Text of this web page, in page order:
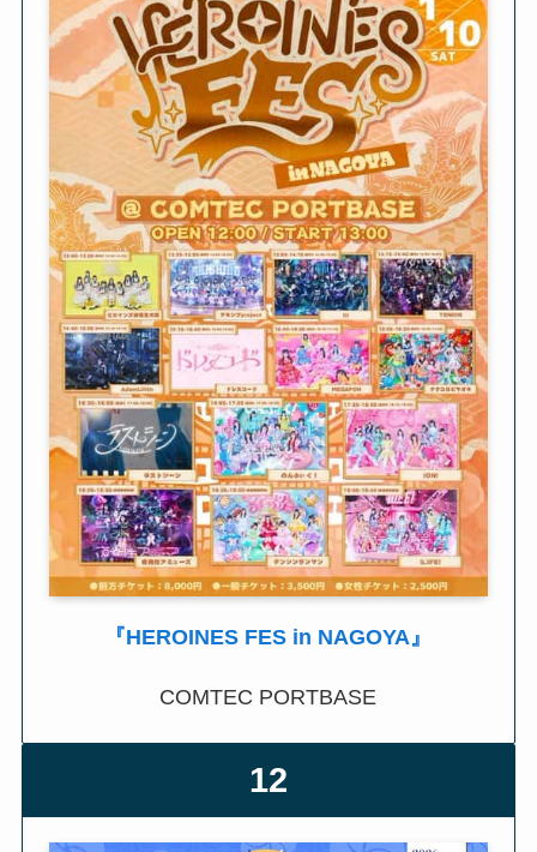
『HEROINES FES in NAGOYA』
COMTEC PORTBASE
12